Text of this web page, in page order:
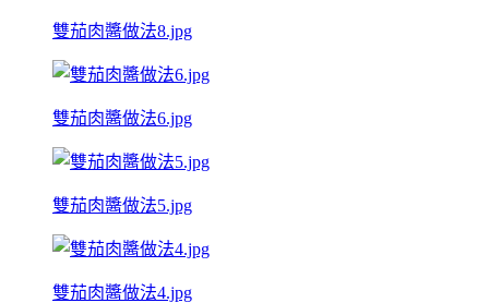
雙茄肉醬做法8.jpg
雙茄肉醬做法6.jpg
雙茄肉醬做法5.jpg
雙茄肉醬做法4.jpg